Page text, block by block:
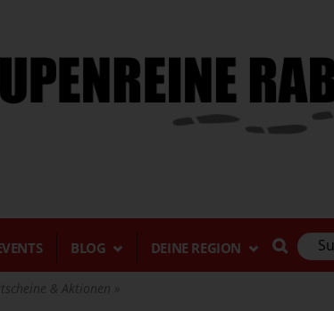
BLOG DEINE REGION
& Aktionen